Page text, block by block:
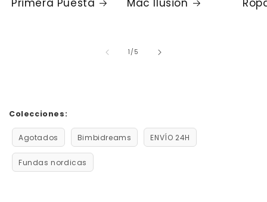
1/de
5
Colecciones:
Agotados Bimbidreams ENVÍO 24H
Fundas nordicas